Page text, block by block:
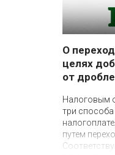
О
целях
от
Налоговым
три
путем